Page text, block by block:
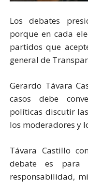
Los debates
porque en cada
partidos que
general de
Gerardo Távara
casos debe
políticas discutir
los moderadores y
Távara Castillo
debate es para
responsabilidad,